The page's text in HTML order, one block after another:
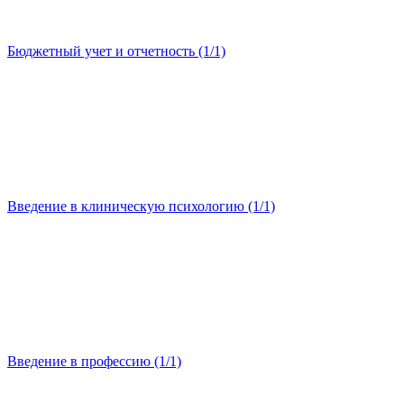
Бюджетный учет и отчетность (1/1)
Введение в клиническую психологию (1/1)
Введение в профессию (1/1)